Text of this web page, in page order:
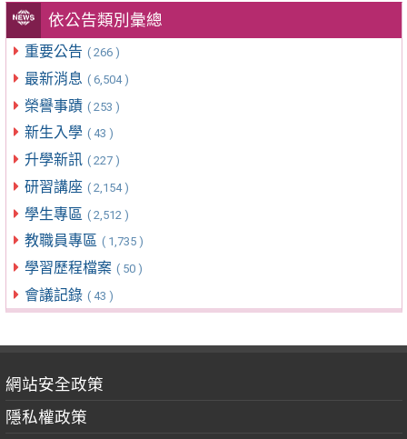
依公告類別彙總
重要公告 ( 266 )
最新消息 ( 6,504 )
榮譽事蹟 ( 253 )
新生入學 ( 43 )
升學新訊 ( 227 )
研習講座 ( 2,154 )
學生專區 ( 2,512 )
教職員專區 ( 1,735 )
學習歷程檔案 ( 50 )
會議記錄 ( 43 )
網站安全政策
隱私權政策